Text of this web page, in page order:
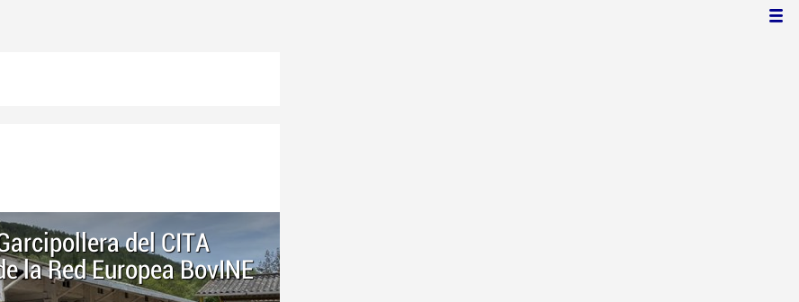
del CITA
la Red Europea BovINE